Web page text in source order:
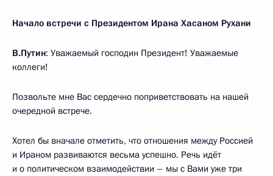
Начало встречи с Президентом Ирана Хасаном Рухани
В.Путин: Уважаемый господин Президент! Уважаемые
коллеги!
Позвольте мне Вас сердечно поприветствовать на нашей
очередной встрече.
Хотел бы вначале отметить, что отношения между Россией
и Ираном развиваются весьма успешно. Речь идёт
и о политическом взаимодействии – мы с Вами уже три